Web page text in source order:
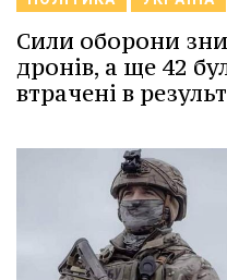
Сили оборони
дронів, а ще 42
втрачені в